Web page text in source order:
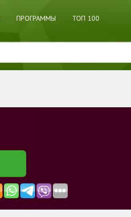
ПРОГРАММЫ ТОП 100